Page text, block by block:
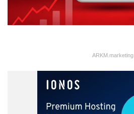
ARKM.marketing